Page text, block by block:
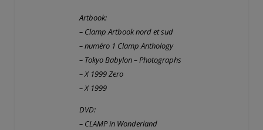
Artbook:
– Clamp Artbook nord et sud
– numéro 1 Clamp Anthology
– Tokyo Babylon – Photographs
– X 1999 Zero
– X 1999
DVD:
– CLAMP in Wonderland